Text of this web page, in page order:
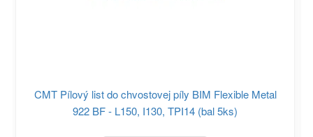
CMT Pílový list do chvostovej píly BIM Flexible Metal
922 BF - L150, I130, TPI14 (bal 5ks)